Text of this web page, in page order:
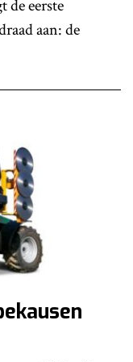
de eerste
aan: de